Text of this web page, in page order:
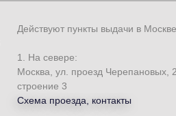
Действуют пункты выдачи в
1. На севере:
Москва, ул. проезд Черепановых,
строение 3
Схема проезда, контакты